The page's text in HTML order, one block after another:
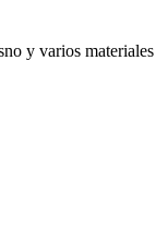
y varios materiales